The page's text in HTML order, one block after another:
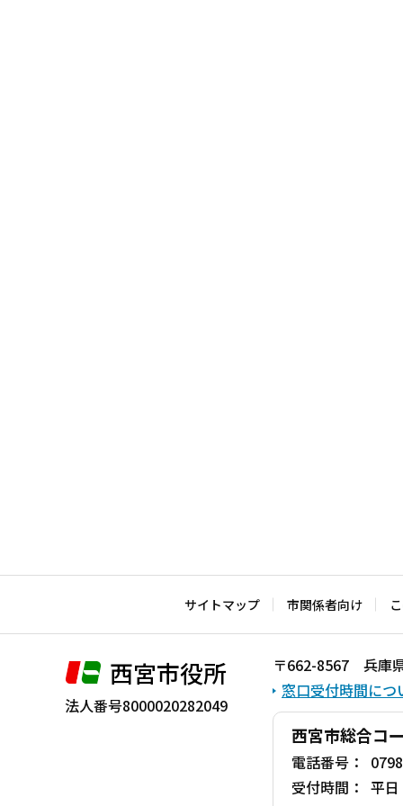
サイトマップ 市関係者向け
西宮市役所
法人番号8000020282049
〒662-8567 兵庫
窓口受付時間につ
西宮市総合コ
電話番号：
受付時間： 平